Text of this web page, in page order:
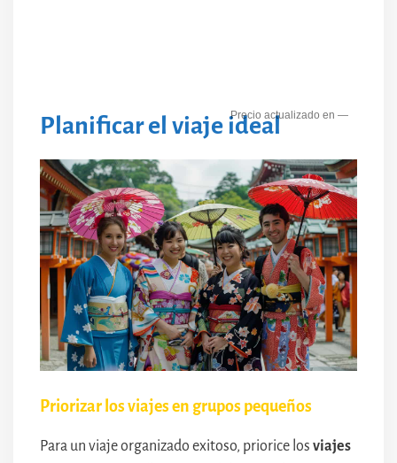
—
Planificar el viaje ideal
Priorizar los viajes en grupos pequeños
Para un viaje organizado exitoso, priorice los viajes